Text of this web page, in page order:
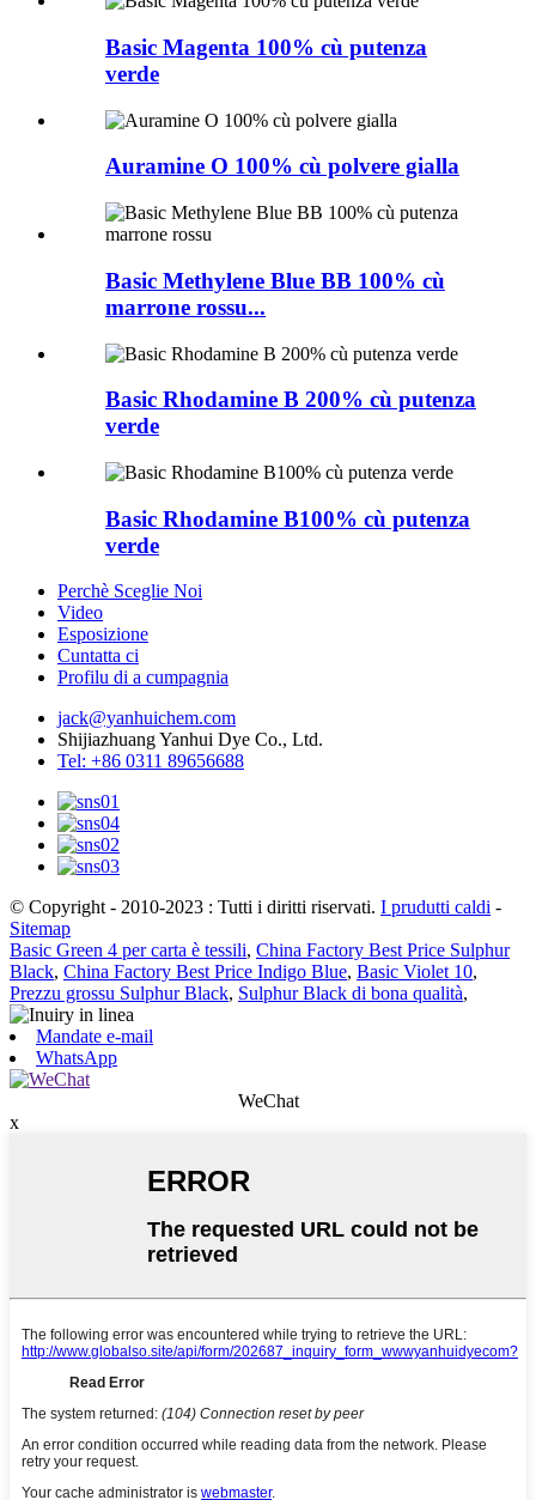
Basic Magenta 100% cù putenza
verde
Auramine O 100% cù polvere gialla
Basic Methylene Blue BB 100% cù
marrone rossu...
Basic Rhodamine B 200% cù putenza
verde
Basic Rhodamine B100% cù putenza
verde
Perchè Sceglie Noi
Video
Esposizione
Cuntatta ci
Profilu di a cumpagnia
jack@yanhuichem.com
Shijiazhuang Yanhui Dye Co., Ltd.
Tel: +86 0311 89656688
© Copyright - 2010-2023 : Tutti i diritti riservati. I prudutti caldi -
Sitemap
Basic Green 4 per carta è tessili, China Factory Best Price Sulphur
Black, China Factory Best Price Indigo Blue, Basic Violet 10,
Prezzu grossu Sulphur Black, Sulphur Black di bona qualità,
Mandate e-mail
WhatsApp
WeChat
x